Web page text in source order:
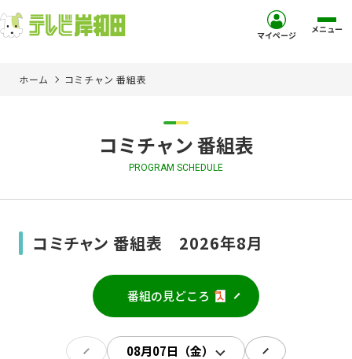
ご加入を検討中の方
マイページ メニュー
ホーム コミチャン 番組表
コミチャン 番組表
PROGRAM SCHEDULE
コミチャン 番組表 2026年8月
番組の見どころ